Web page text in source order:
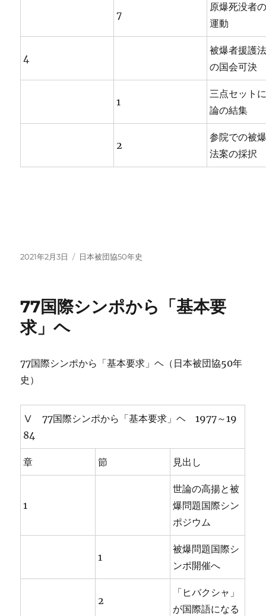
7
原爆死没者
運動
4
被爆者援護
の国会可決
1
三点セット
論の結集
2
参院での被
法案の採択
投
2021年2月3日
カ
ー
日本被団協50年史
77国際シンポから「基本要
求」ヘ
77国際シンポから「基本要求」ヘ（日本被団協50年
史）
Ⅴ 77国際シンポから「基本要求」ヘ 1977～19
84
章 節 見出し
1
世論の高揚と被
爆問題国際シン
ポジウム
1
被爆問題国際シ
ンポ開催へ
2
「ヒバクシャ」
が国際語になる